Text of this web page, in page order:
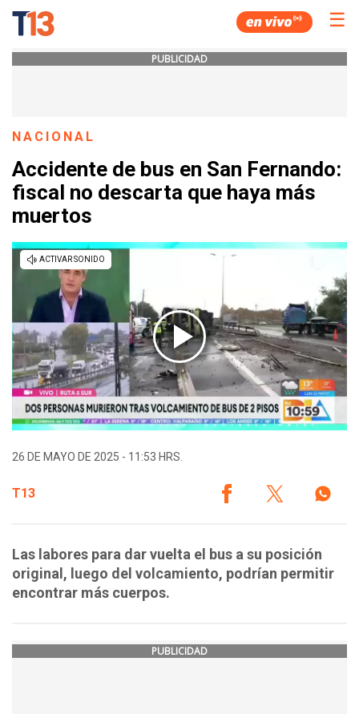
☰
PUBLICIDAD
NACIONAL
Accidente de bus en San Fernando:
fiscal no descarta que haya más
muertos
26 DE MAYO DE 2025 - 11:53 HRS.
T13
Las labores para dar vuelta el bus a su posición
original, luego del volcamiento, podrían permitir
encontrar más cuerpos.
PUBLICIDAD